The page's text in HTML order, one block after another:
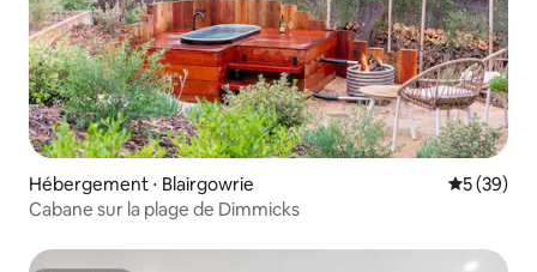
Hébergement ⋅ Blairgowrie
5 (39)
Cabane sur la plage de Dimmicks